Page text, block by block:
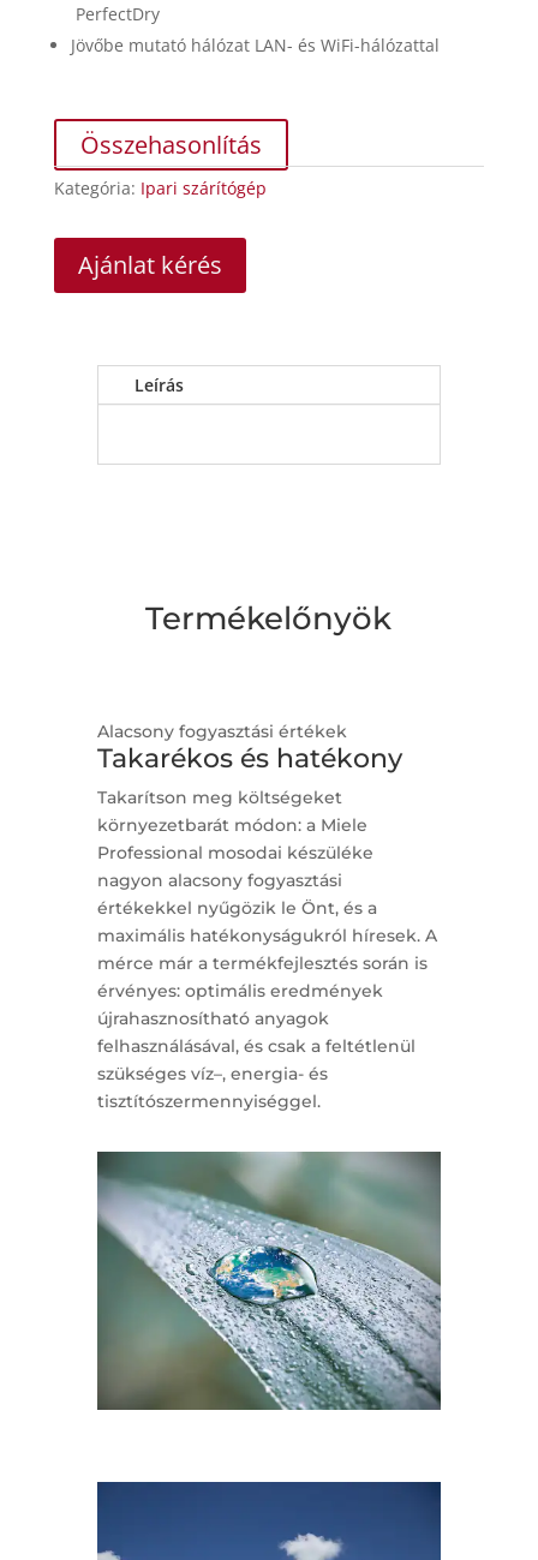
PerfectDry
Jövőbe mutató hálózat LAN- és WiFi-hálózattal
Összehasonlítás
Kategória: Ipari szárítógép
Ajánlat kérés
Leírás
Termékelőnyök
Alacsony fogyasztási értékek
Takarékos és hatékony
Takarítson meg költségeket
környezetbarát módon: a Miele
Professional mosodai készüléke
nagyon alacsony fogyasztási
értékekkel nyűgözik le Önt, és a
maximális hatékonyságukról híresek. A
mérce már a termékfejlesztés során is
érvényes: optimális eredmények
újrahasznosítható anyagok
felhasználásával, és csak a feltétlenül
szükséges víz–, energia- és
tisztítószermennyiséggel.